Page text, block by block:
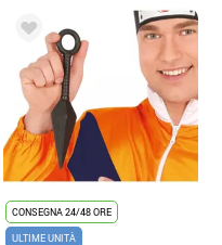
CONSEGNA 24/48 ORE
ULTIME UNITÀ